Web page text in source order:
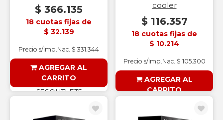
$ 366.135
18 cuotas fijas de
$ 32.139
Precio s/Imp.Nac. $ 331.344
AGREGAR AL
CARRITO
§ESOUTLET§
cooler
$ 116.357
18 cuotas fijas de
$ 10.214
Precio s/Imp.Nac. $ 105.300
AGREGAR AL
CARRITO